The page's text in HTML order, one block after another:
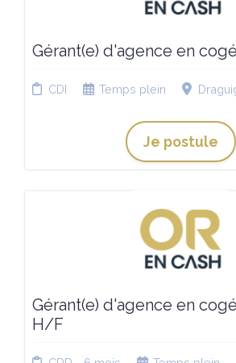
Gérant(e) d'agence en
CDI Temps plein
Je postule
Gérant(e) d'agence en
H/F